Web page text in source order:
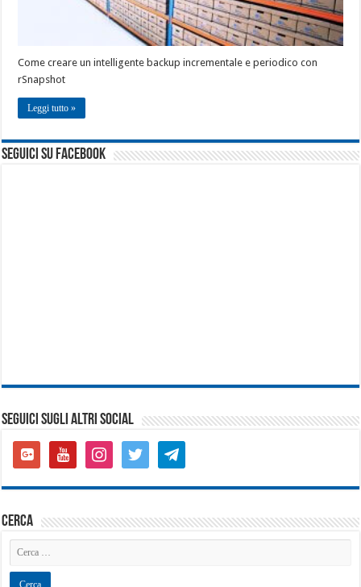
Come creare un intelligente backup incrementale e periodico con
rSnapshot
Leggi tutto »
seguici su facebook
SEGUICI SUGLI ALTRI SOCIAL
google-
plus-
youtubeinstagramtwitter telegram
cerca